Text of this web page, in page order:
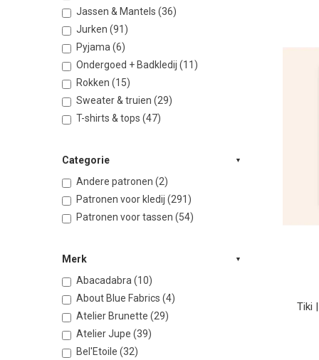
Jassen & Mantels (36)
Jurken (91)
Pyjama (6)
Ondergoed + Badkledij (11)
Rokken (15)
Sweater & truien (29)
T-shirts & tops (47)
Categorie
Andere patronen (2)
Patronen voor kledij (291)
Patronen voor tassen (54)
Merk
Abacadabra (10)
About Blue Fabrics (4)
Atelier Brunette (29)
Atelier Jupe (39)
Bel'Etoile (32)
Tiki